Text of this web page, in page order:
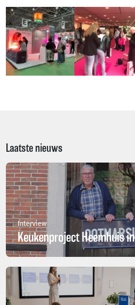
Laatste nieuws
Interview
Keukenproject Heemhuis